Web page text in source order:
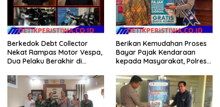
Berkedok Debt Collector
Nekat Rampas Motor Vespa,
Dua Pelaku Berakhir di
Bali
Berikan Kemudahan Proses
Bayar Pajak Kendaraan
kepada Masyarakat, Polres
SosialisasikanAplikasi Signal
Samsat